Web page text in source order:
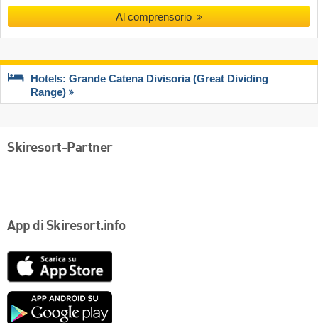
Al comprensorio
Hotels: Grande Catena Divisoria (Great Dividing
Range)
Skiresort-Partner
App di Skiresort.info
Google